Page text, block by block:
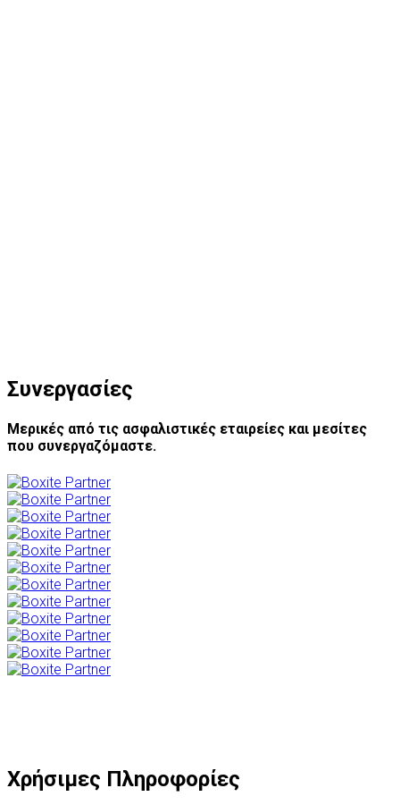
Συνεργασίες
Μερικές από τις ασφαλιστικές εταιρείες και μεσίτες
που συνεργαζόμαστε.
Χρήσιμες Πληροφορίες